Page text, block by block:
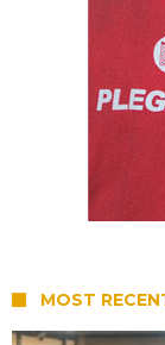
MOST